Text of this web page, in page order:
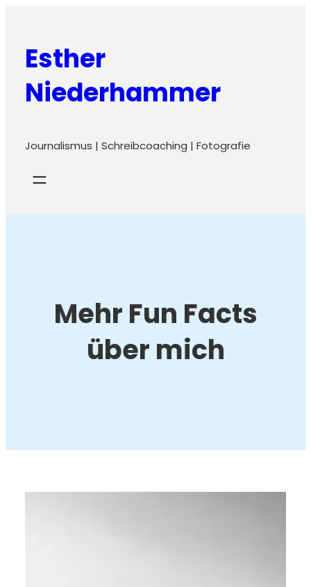
springen
Esther
Niederhammer
Journalismus | Schreibcoaching | Fotografie
Mehr Fun Facts
über mich